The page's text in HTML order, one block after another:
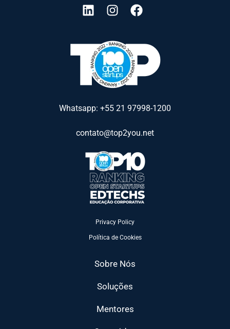
Whatsapp: +55 21 97998-1200
contato@top2you.net
Privacy Policy
Política de Cookies
Sobre Nós
Soluções
Mentores